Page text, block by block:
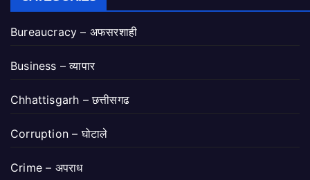
Bureaucracy – अफसरशाही
Business – व्यापार
Chhattisgarh – छत्तीसगढ
Corruption – घोटाले
Crime – अपराध